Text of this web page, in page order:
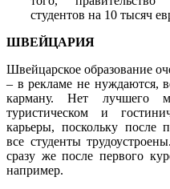
студентов на 10 тысяч
ШВЕЙЦАРИЯ
Швейцарское образование
– в рекламе не нуждаются,
карману. Нет лучшего
туристическом и
карьеры, поскольку после
все студенты
сразу же после первого
например.